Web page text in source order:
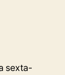
sexta-